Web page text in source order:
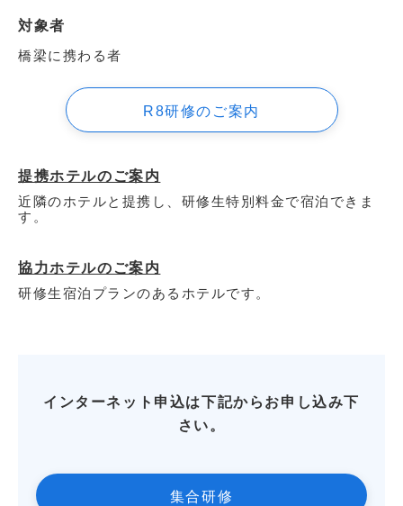
対象者
橋梁に携わる者
R8研修のご案内
提携ホテルのご案内
近隣のホテルと提携し、研修生特別料金で宿泊できま
す。
協力ホテルのご案内
研修生宿泊プランのあるホテルです。
インターネット申込は下記からお申し込み下
さい。
集合研修